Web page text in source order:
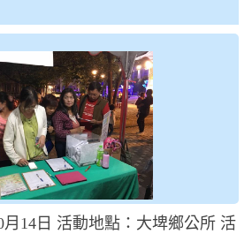
月14日 活動地點：大埤鄉公所 活